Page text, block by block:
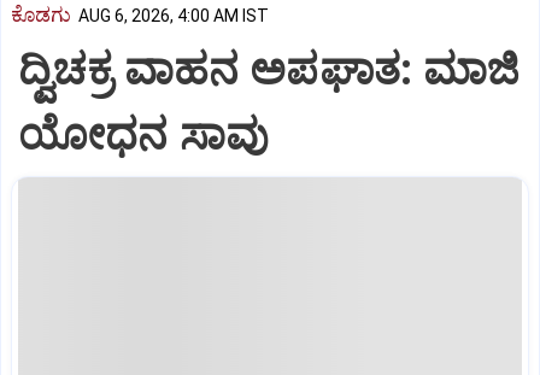
ಕೊಡಗು AUG 6, 2026, 4:00 AM IST
ದ್ವಿಚಕ್ರ ವಾಹನ ಅಪಘಾತ: ಮಾಜಿ
ಯೋಧನ ಸಾವು